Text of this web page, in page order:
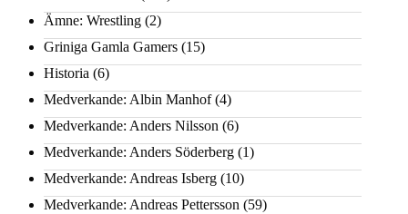
Ämne: Wrestling (2)
Griniga Gamla Gamers (15)
Historia (6)
Medverkande: Albin Manhof(4)
Medverkande: Anders Nilsson (6)
Medverkande: Anders Söderberg (1)
Medverkande: Andreas Isberg (10)
Medverkande: Andreas Pettersson (59)